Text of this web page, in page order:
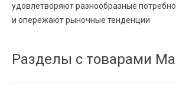
удовлетворяют разнообразные
и опережают рыночные тенденции
Разделы с товарами